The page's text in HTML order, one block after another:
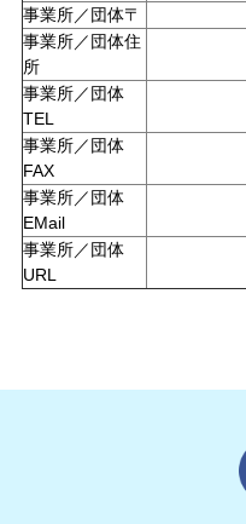
事業所／団体〒
事業所／団体住
所
事業所／団体
TEL
事業所／団体
FAX
事業所／団体
EMail
事業所／団体
URL